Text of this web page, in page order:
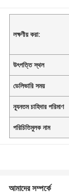
লক্ষণীয় করা:
উৎপত্তি স্থল
ডেলিভারি সময়
ন্যূনতম চাহিদার পরিমাণ
পরিচিতিমুলক নাম
আমাদের সম্পর্কে